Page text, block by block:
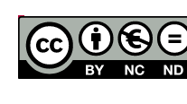
Fussnoten
Lizenz